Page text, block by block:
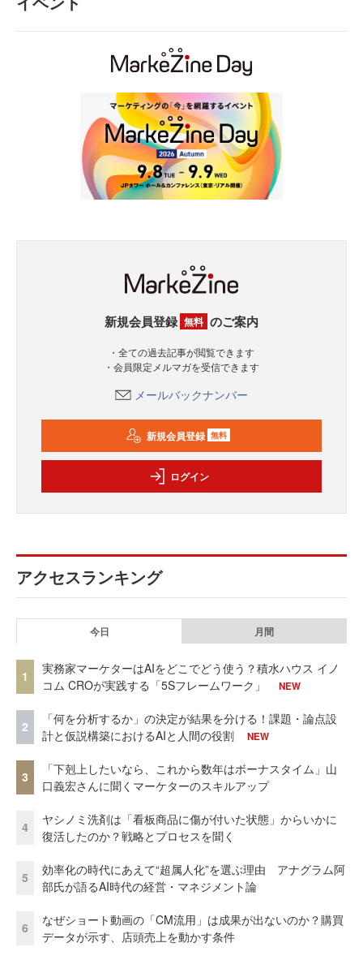
新規会員登録 無料 のご案内
・全ての過去記事が閲覧できます
・会員限定メルマガを受信できます
メールバックナンバー
新規会員登録 無料
ログイン
アクセスランキング
今日 月間
1
実務家マーケターはAIをどこでどう使う？積水ハウス イノ
コム CROが実践する「5Sフレームワーク」
NEW
2
「何を分析するか」の決定が結果を分ける！課題・論点設
計と仮説構築におけるAIと人間の役割
NEW
3
「下剋上したいなら、これから数年はボーナスタイム」山
口義宏さんに聞くマーケターのスキルアップ
4
ヤシノミ洗剤は「看板商品に傷が付いた状態」からいかに
復活したのか？戦略とプロセスを聞く
5
効率化の時代にあえて“超属人化”を選ぶ理由 アナグラム阿
部氏が語るAI時代の経営・マネジメント論
6
なぜショート動画の「CM流用」は成果が出ないのか？購買
データが示す、店頭売上を動かす条件